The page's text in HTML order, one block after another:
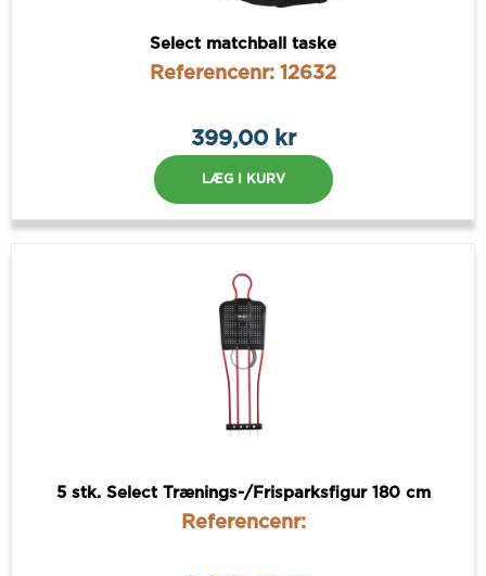
Select matchball taske
Referencenr: 12632
399,00 kr
LÆG I KURV
5 stk. Select Trænings-/Frisparksfigur 180 cm
Referencenr: